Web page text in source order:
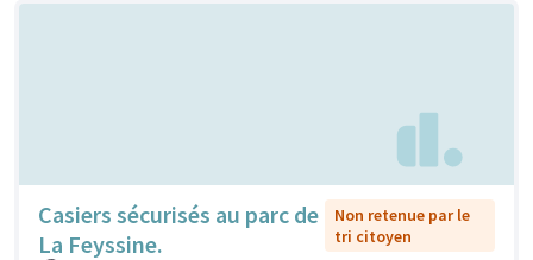
Casiers sécurisés au parc de
La Feyssine.
Non retenue par le
tri citoyen